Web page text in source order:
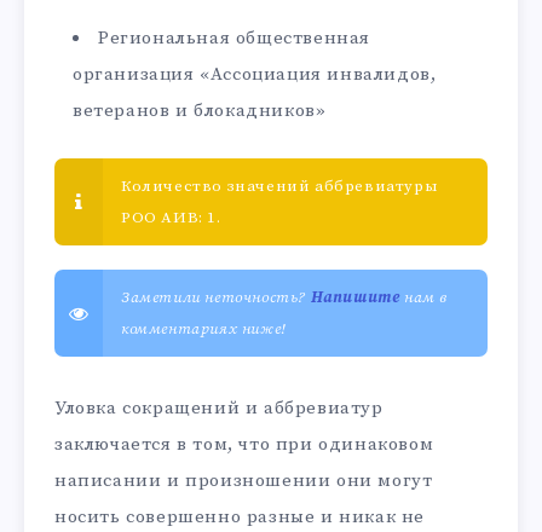
Региональная общественная
организация «Ассоциация инвалидов,
ветеранов и блокадников»
Количество значений аббревиатуры
РОО АИВ: 1.
Заметили неточность? Напишитенам в
комментариях ниже!
Уловка сокращений и аббревиатур
заключается в том, что при одинаковом
написании и произношении они могут
носить совершенно разные и никак не